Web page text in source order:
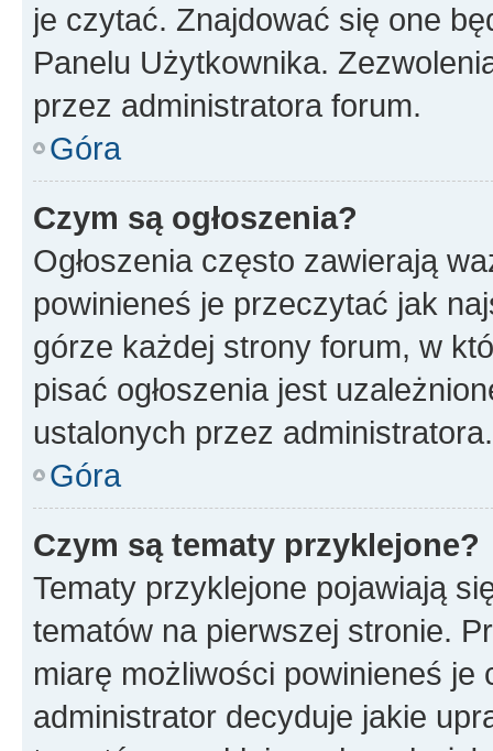
je czytać. Znajdować się one
Panelu Użytkownika.
przez administratora forum.
Góra
Czym są ogłoszenia?
Ogłoszenia często zawierają
powinieneś je przeczytać jak
górze każdej strony forum, w
pisać ogłoszenia jest
ustalonych przez administratora.
Góra
Czym są tematy przyklejone?
Tematy przyklejone pojawiają
tematów na pierwszej stronie.
miarę możliwości powinieneś je
administrator decyduje jakie